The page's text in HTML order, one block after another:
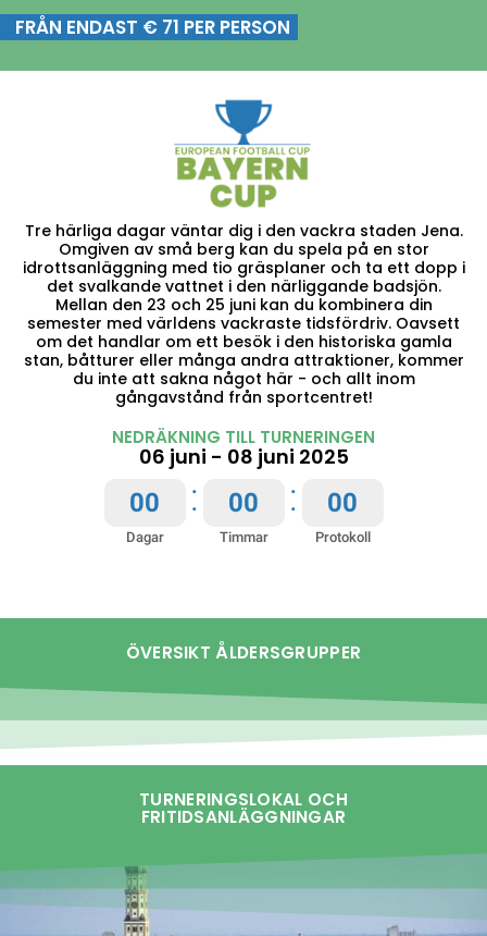
FRÅN ENDAST € 71 PER PERSON
Tre härliga dagar väntar dig i den vackra staden Jena.
Omgiven av små berg kan du spela på en stor
idrottsanläggning med tio gräsplaner och ta ett dopp i
det svalkande vattnet i den närliggande badsjön.
Mellan den 23 och 25 juni kan du kombinera din
semester med världens vackraste tidsfördriv. Oavsett
om det handlar om ett besök i den historiska gamla
stan, båtturer eller många andra attraktioner, kommer
du inte att sakna något här - och allt inom
gångavstånd från sportcentret!
NEDRÄKNING TILL TURNERINGEN
06 juni - 08 juni 2025
00
Dagar
: 00
Timmar
: 00
Protokoll
ÖVERSIKT ÅLDERSGRUPPER
TURNERINGSLOKAL OCH
FRITIDSANLÄGGNINGAR